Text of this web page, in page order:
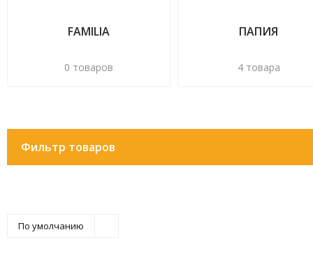
FAMILIA
0 товаров
ПАПИЯ
4 товара
Фильтр товаров
По умолчанию